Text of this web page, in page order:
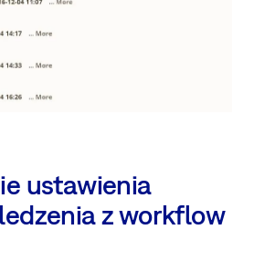
ustawienia
z workflow